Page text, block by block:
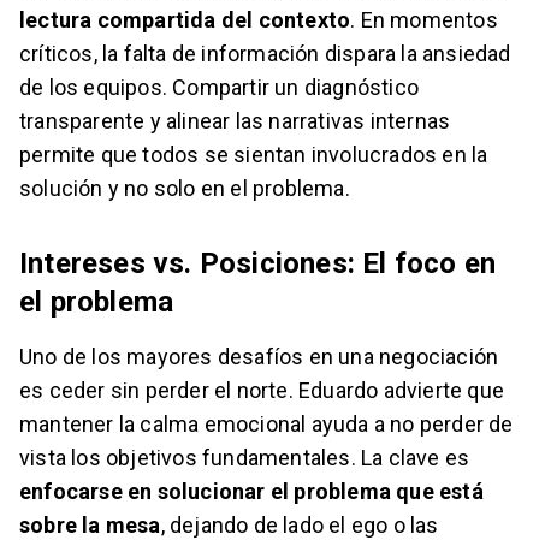
lectura compartida del contexto. En momentos
críticos, la falta de información dispara la ansiedad
de los equipos. Compartir un diagnóstico
transparente y alinear las narrativas internas
permite que todos se sientan involucrados en la
solución y no solo en el problema.
Intereses vs. Posiciones: El foco en
el problema
Uno de los mayores desafíos en una negociación
es ceder sin perder el norte. Eduardo advierte que
mantener la calma emocional ayuda a no perder de
vista los objetivos fundamentales. La clave es
enfocarse en solucionar el problema que está
sobre la mesa, dejando de lado el ego o las